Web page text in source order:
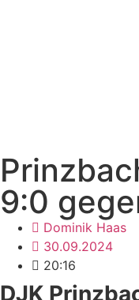
9:0
Dominik Haas
30.09.2024
20:16
DJK